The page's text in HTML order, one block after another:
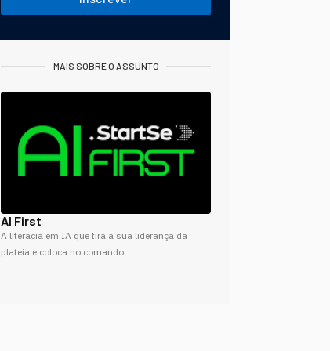
MAIS SOBRE O ASSUNTO
AI First
A literacia em IA que tira a sua liderança da
plateia e coloca no comando.